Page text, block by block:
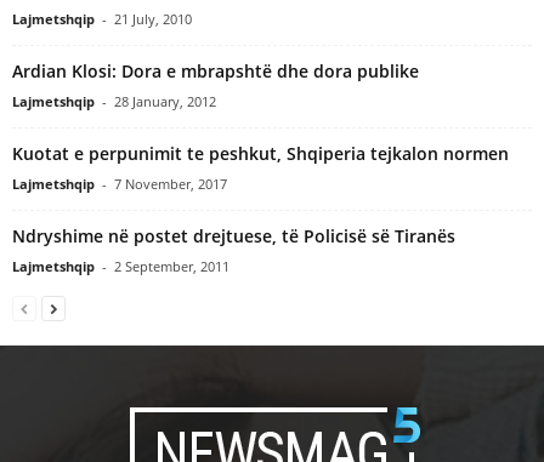
Lajmetshqip - 21 July, 2010
Ardian Klosi: Dora e mbrapshtë dhe dora publike
Lajmetshqip - 28 January, 2012
Kuotat e perpunimit te peshkut, Shqiperia tejkalon normen
Lajmetshqip - 7 November, 2017
Ndryshime në postet drejtuese, të Policisë së Tiranës
Lajmetshqip - 2 September, 2011